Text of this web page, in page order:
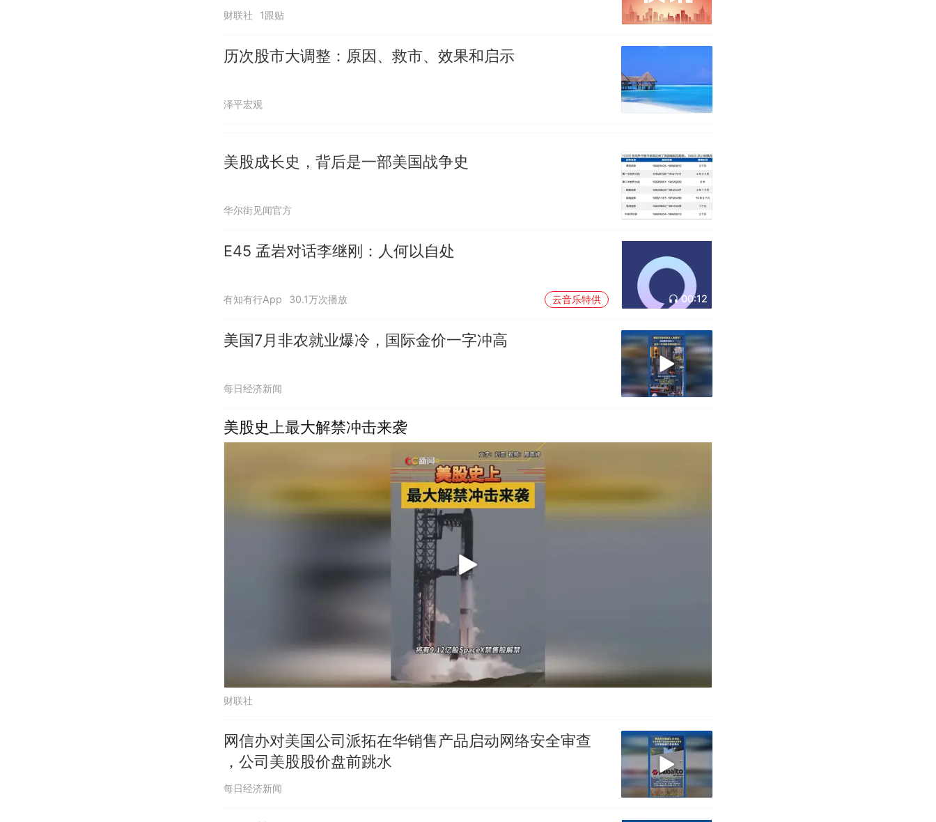
财联社 1跟贴
历次股市大调整：原因、救市、效果和启示
泽平宏观
美股成长史，背后是一部美国战争史
华尔街见闻官方
E45 孟岩对话李继刚：人何以自处
有知有行App 30.1万次播放 云音乐特供 00:12
美国7月非农就业爆冷，国际金价一字冲高
每日经济新闻
美股史上最大解禁冲击来袭
财联社
网信办对美国公司派拓在华销售产品启动网络安全审查
，公司美股股价盘前跳水
每日经济新闻